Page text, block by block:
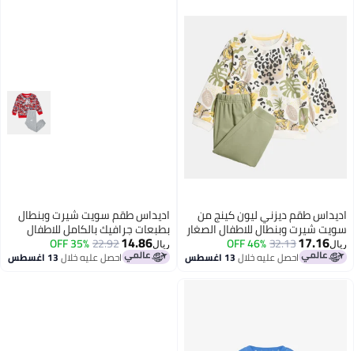
اديداس طقم ديزني ليون كينج من
سويت شيرت وبنطال للاطفال الصغار
والرضع
ريال17.16
32.13
46% OFF
احصل عليه خلال13 اغسطس 2
اديداس طقم سويت شيرت وبنطال
بطبعات جرافيك بالكامل للاطفال
ريال14.86
22.92
35% OFF
احصل عليه خلال13 اغسطس